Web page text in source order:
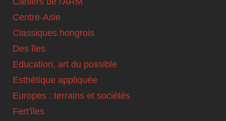
Centre-Asie
Classiques hongrois
Des îles
Education, art du possible
Esthétique appliquée
Europes : terrains et sociétés
Fert'îles